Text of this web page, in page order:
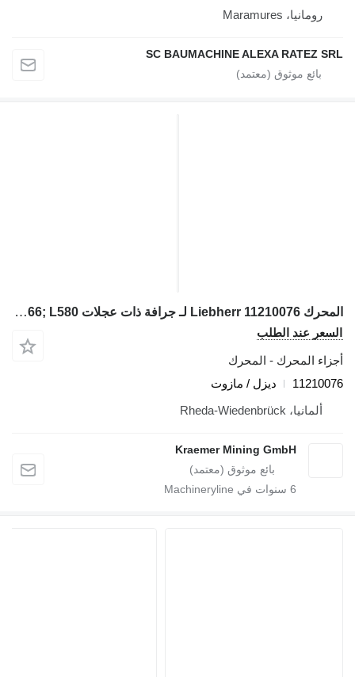
رومانيا، Maramures
SC BAUMACHINE ALEXA RATEZ
المحرك Liebherr 11210076 لـ جرافة ذات عجلات Liebherr L566; L580
عند الطلب
المحرك - المحرك
ديزل / مازوت
ألمانيا، Rheda-Wiedenbrück
Kraemer Mining GmbH
سنوات في Machineryline